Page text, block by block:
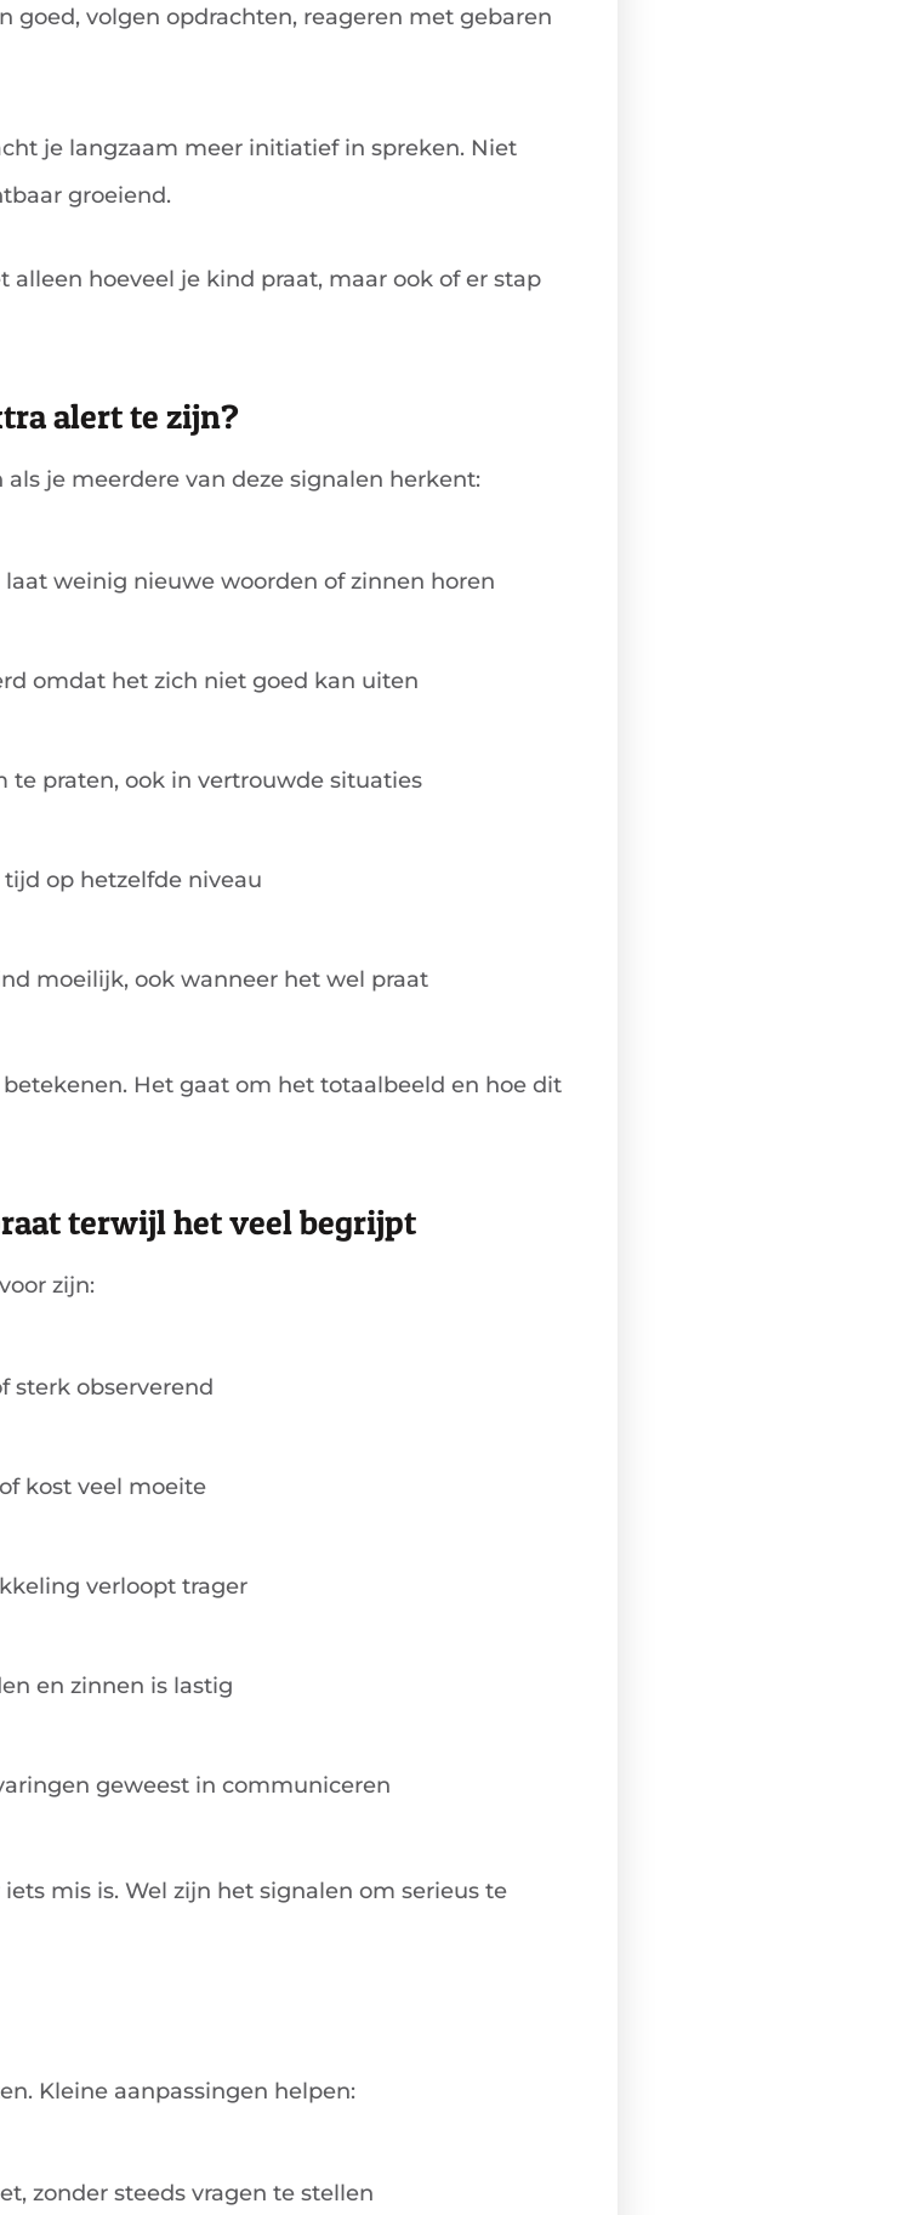
goed, volgen opdrachten, reageren met gebaren
je langzaam meer initiatief in spreken. Niet
groeiend.
alleen hoeveel je kind praat, maar ook of er stap
alert te zijn?
je meerdere van deze signalen herkent:
weinig nieuwe woorden of zinnen horen
omdat het zich niet goed kan uiten
te praten, ook in vertrouwde situaties
op hetzelfde niveau
moeilijk, ook wanneer het wel praat
Het gaat om het totaalbeeld en hoe dit
terwijl het veel begrijpt
zijn:
sterk observerend
kost veel moeite
verloopt trager
en zinnen is lastig
geweest in communiceren
mis is. Wel zijn het signalen om serieus te
Kleine aanpassingen helpen:
zonder steeds vragen te stellen